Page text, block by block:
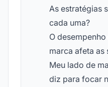
As estratégias
cada uma?
O
marca afeta as
Meu lado de
diz para focar